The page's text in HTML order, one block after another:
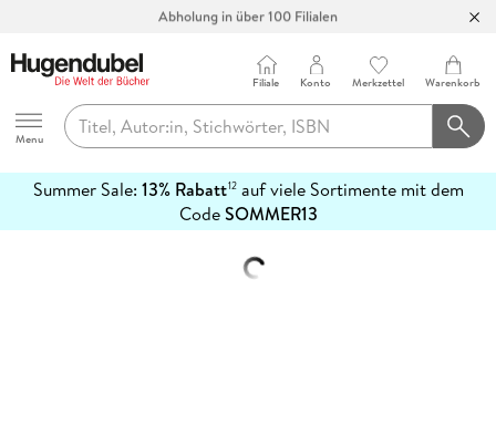
Abholung in über 100 Filialen
Hugendubel
Menu
Filiale Konto Merkzettel Warenkorb
Summer Sale: 13% Rabatt12auf viele Sortimente mit dem
CodeSOMMER13
erfahren